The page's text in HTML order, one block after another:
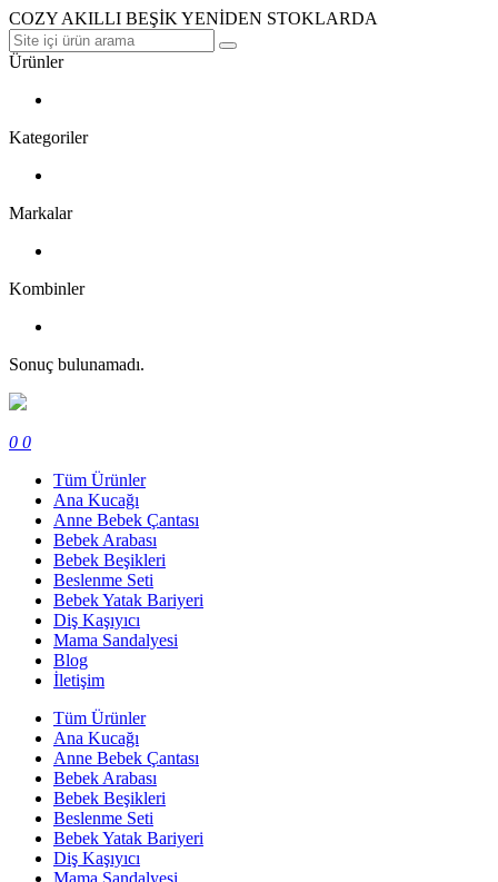
COZY AKILLI BEŞİK YENİDEN STOKLARDA
Ürünler
Kategoriler
Markalar
Kombinler
Sonuç bulunamadı.
0 0
Tüm Ürünler
Ana Kucağı
Anne Bebek Çantası
Bebek Arabası
Bebek Beşikleri
Beslenme Seti
Bebek Yatak Bariyeri
Diş Kaşıyıcı
Mama Sandalyesi
Blog
İletişim
Tüm Ürünler
Ana Kucağı
Anne Bebek Çantası
Bebek Arabası
Bebek Beşikleri
Beslenme Seti
Bebek Yatak Bariyeri
Diş Kaşıyıcı
Mama Sandalyesi